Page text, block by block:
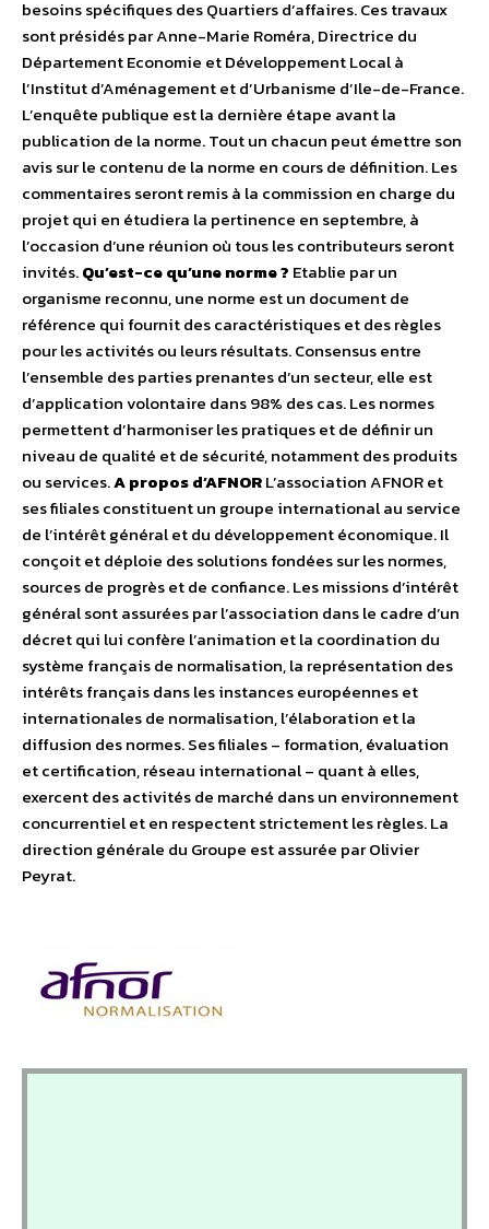
besoins spécifiques des Quartiers d’affaires. Ces travaux
sont présidés par Anne-Marie Roméra, Directrice du
Département Economie et Développement Local à
l’Institut d’Aménagement et d’Urbanisme d’Ile-de-France.
L’enquête publique est la dernière étape avant la
publication de la norme. Tout un chacun peut émettre son
avis sur le contenu de la norme en cours de définition. Les
commentaires seront remis à la commission en charge du
projet qui en étudiera la pertinence en septembre, à
l’occasion d’une réunion où tous les contributeurs seront
invités.Qu’est-ce qu’une norme ? Etablie par un
organisme reconnu, une norme est un document de
référence qui fournit des caractéristiques et des règles
pour les activités ou leurs résultats. Consensus entre
l’ensemble des parties prenantes d’un secteur, elle est
d’application volontaire dans 98% des cas. Les normes
permettent d’harmoniser les pratiques et de définir un
niveau de qualité et de sécurité, notamment des produits
ou services.A propos d’AFNORL’association AFNOR et
ses filiales constituent un groupe international au service
de l’intérêt général et du développement économique. Il
conçoit et déploie des solutions fondées sur les normes,
sources de progrès et de confiance. Les missions d’intérêt
général sont assurées par l’association dans le cadre d’un
décret qui lui confère l’animation et la coordination du
système français de normalisation, la représentation des
intérêts français dans les instances européennes et
internationales de normalisation, l’élaboration et la
diffusion des normes. Ses filiales – formation, évaluation
et certification, réseau international – quant à elles,
exercent des activités de marché dans un environnement
concurrentiel et en respectent strictement les règles. La
direction générale du Groupe est assurée par Olivier
Peyrat.